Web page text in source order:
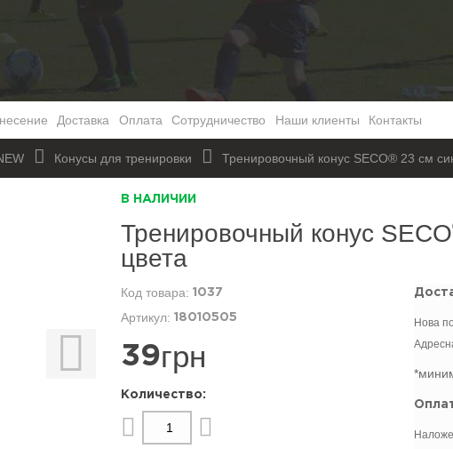
Доставка Оплата Сотрудничество Наши клиенты Контакты
Конусы для тренировки Тренировочный конус SECO® 23 см
В НАЛИЧИИ
Тренировочный конус SECO
цвета
1037
18010505
39грн
Нова